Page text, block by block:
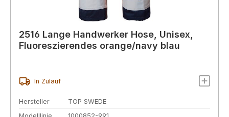
2516 Lange Handwerker Hose, Unisex,
Fluoreszierendes orange/navy blau
In Zulauf
Hersteller
TOP SWEDE